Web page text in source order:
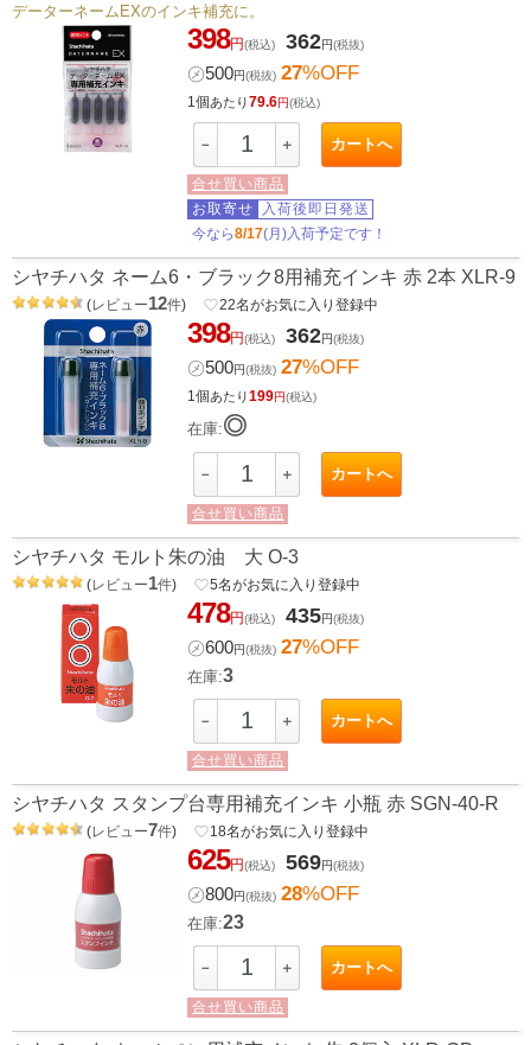
データーネームEXのインキ補充に。
398円(税込) 362円(税抜)
㋱500円(税抜) 27%OFF
1個あたり79.6円(税込)
－ ＋ カートへ
合せ買い商品
お取寄せ
入荷後即日発送
今なら8/17(月)入荷予定です！
シヤチハタ ネーム6・ブラック8用補充インキ 赤 2本 XLR-9
(レビュー12件) favorite_border22名がお気に入り登録中
398円(税込) 362円(税抜)
㋱500円(税抜) 27%OFF
1個あたり199円(税込)
在庫:◎
－ ＋ カートへ
合せ買い商品
シヤチハタ モルト朱の油 大 O-3
(レビュー1件) favorite_border5名がお気に入り登録中
478円(税込) 435円(税抜)
㋱600円(税抜) 27%OFF
在庫:3
－ ＋ カートへ
合せ買い商品
シヤチハタ スタンプ台専用補充インキ 小瓶 赤 SGN-40-R
(レビュー7件) favorite_border18名がお気に入り登録中
625円(税込) 569円(税抜)
㋱800円(税抜) 28%OFF
在庫:23
－ ＋ カートへ
合せ買い商品